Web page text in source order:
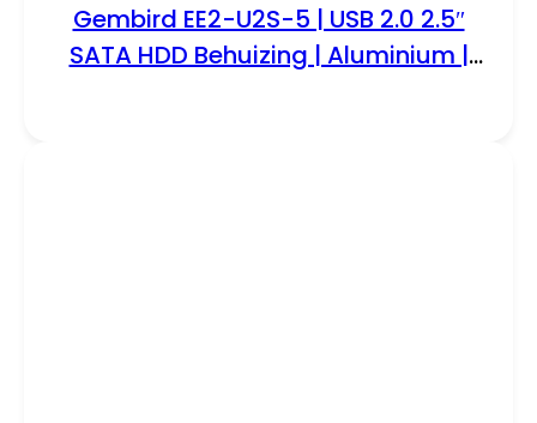
Gembird EE2-U2S-5 | USB 2.0 2.5″
SATA HDD Behuizing | Aluminium |